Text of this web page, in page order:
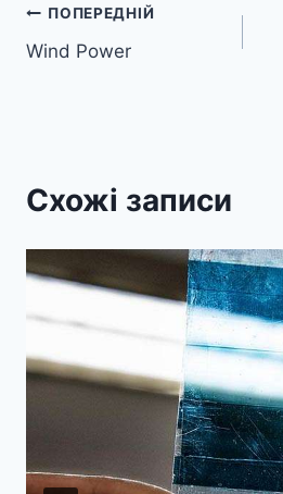
Навігація
записів
ПОПЕРЕДНІЙ
Wind Power
Схожі записи